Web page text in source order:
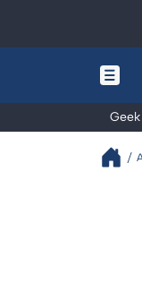
Geek